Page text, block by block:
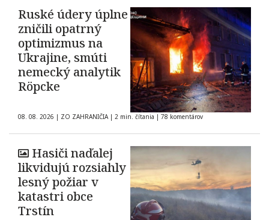
Ruské údery úplne
zničili opatrný
optimizmus na
Ukrajine, smúti
nemecký analytik
Röpcke
08. 08. 2026 | ZO ZAHRANIČIA | 2 min. čítania | 78 komentárov
Hasiči naďalej
likvidujú rozsiahly
lesný požiar v
katastri obce
Trstín